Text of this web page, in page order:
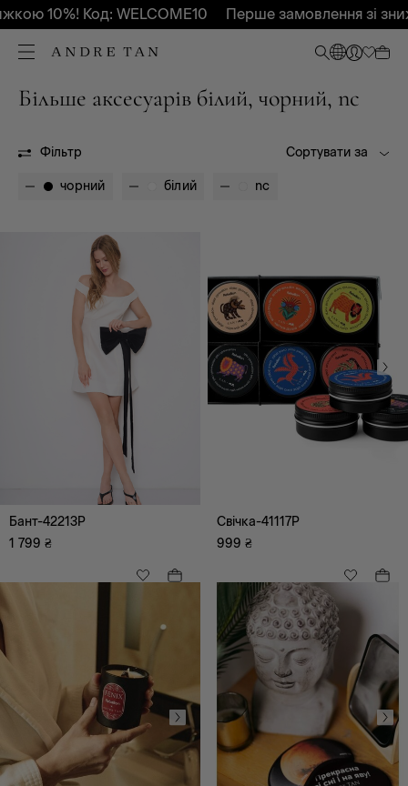
10%! Код: WELCOME10 Перше замовлення зі
Більше аксесуарів білий, чорний, nc
Фільтр
Всі
Весна - Літо 2025
Без сезону
Аксесуари
Ремені, Підтяжки
Хустки, шарфи
Більше аксесуарів
Сумки
Сортувати за
чорний білий nc
Бант-42213P
1 799 ₴
Свічка-41117P
999 ₴